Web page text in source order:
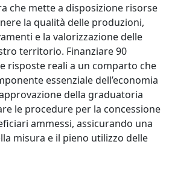
che mette a disposizione risorse
la qualità delle produzioni,
e la valorizzazione delle
territorio. Finanziare 90
risposte reali a un comparto che
essenziale dell’economia
della graduatoria
le procedure per la concessione
ammessi, assicurando una
misura e il pieno utilizzo delle